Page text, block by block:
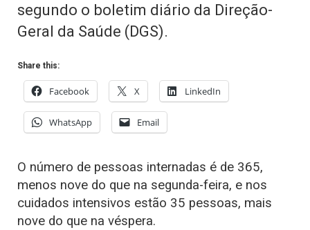
segundo o boletim diário da Direção-
Geral da Saúde (DGS).
Share this:
Facebook X LinkedIn
WhatsApp Email
O número de pessoas internadas é de 365,
menos nove do que na segunda-feira, e nos
cuidados intensivos estão 35 pessoas, mais
nove do que na véspera.